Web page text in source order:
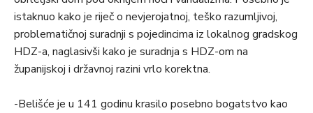
istaknuo kako je riječ o nevjerojatnoj, teško razumljivoj,
problematičnoj suradnji s pojedincima iz lokalnog gradskog
HDZ-a, naglasivši kako je suradnja s HDZ-om na
županijskoj i državnoj razini vrlo korektna.
-Belišće je u 141 godinu krasilo posebno bogatstvo kao